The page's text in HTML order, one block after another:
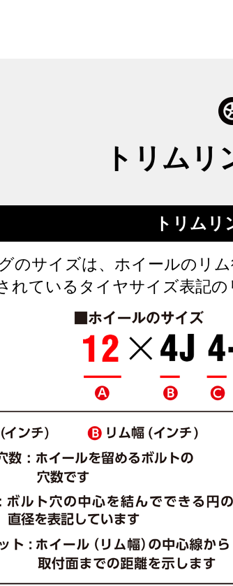
トリム
トリムリ
のサイズは、ホイールのリ
れているタイヤサイズ表記